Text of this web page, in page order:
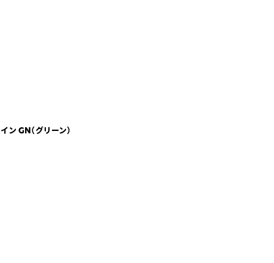
GN（グリーン）